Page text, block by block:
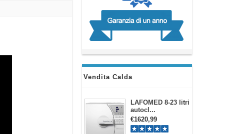
Vendita Calda
LAFOMED 8-23 litri
autocl...
€1620,99